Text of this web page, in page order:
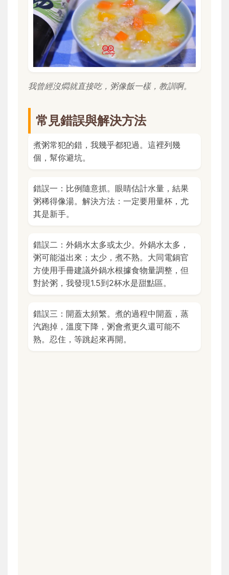
我曾經沒燜就直接吃，粥像飯一樣，教訓啊。
常見錯誤與解決方法
煮粥常犯的錯，我幾乎都犯過。這裡列幾
個，幫你避坑。
錯誤一：比例隨意抓。眼睛估計水量，結果
粥稀得像湯。解決方法：一定要用量杯，尤
其是新手。
錯誤二：外鍋水太多或太少。外鍋水太多，
粥可能溢出來；太少，煮不熟。大同電鍋官
方使用手冊建議外鍋水根據食物量調整，但
對於粥，我發現1.5到2杯水是甜點區。
錯誤三：開蓋太頻繁。煮的過程中開蓋，蒸
汽跑掉，溫度下降，粥會煮更久還可能不
熟。忍住，等跳起來再開。